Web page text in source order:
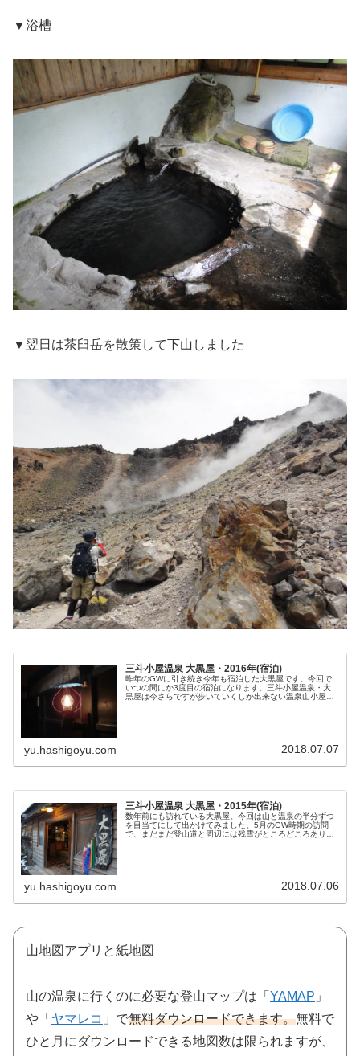
▼浴槽
▼翌日は茶臼岳を散策して下山しました
三斗小屋温泉 大黒屋・2016年(宿泊)
昨年のGWに引き続き今年も宿泊した大黒屋です。今回で
いつの間にか3度目の宿泊になります。三斗小屋温泉・大
黒屋は今さらですが歩いていくしか出来ない温泉山小屋で
yu.hashigoyu.com 2018.07.07
三斗小屋温泉 大黒屋・2015年(宿泊)
数年前にも訪れている大黒屋。今回は山と温泉の半分ずつ
を目当てにして出かけてみました。5月のGW時期の訪問
で、まだまだ登山道と周辺には残雪がところどころありま
yu.hashigoyu.com 2018.07.06
山地図アプリと紙地図
山の温泉に行くのに必要な登山マップは「 YAMAP 」
や「 ヤマレコ 」で無料ダウンロードできます。無料で
ひと月にダウンロードできる地図数は限られますが、